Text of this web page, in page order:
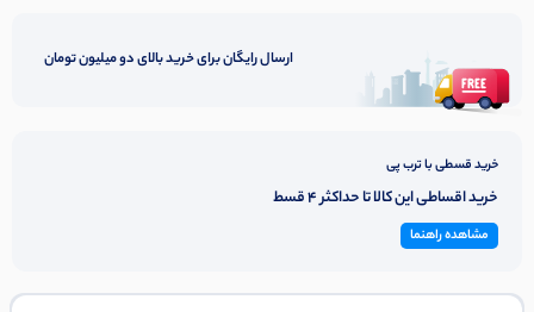
ارسال رایگان برای خرید بالای دو میلیون تومان
خرید قسطی با ترب پی
خرید اقساطی این کالا تا حداکثر 4 قسط
مشاهده راهنما